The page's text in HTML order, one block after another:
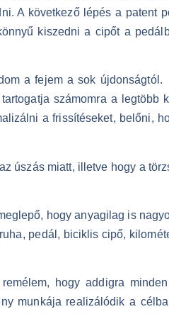
A következő lépés a patent
kiszedni a cipőt a
a fejem a sok
számomra a legtöbb
a frissítéseket, belőni,
úszás miatt, illetve hogy a
hogy anyagilag is
pedál, biciklis cipő,
hogy addigra
munkája realizálódik a